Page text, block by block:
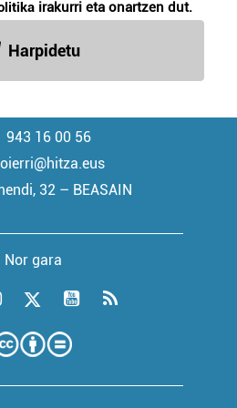
irakurri eta onartzen dut.
Harpidetu
943 16 00 56
32 – BEASAIN
Nor gara